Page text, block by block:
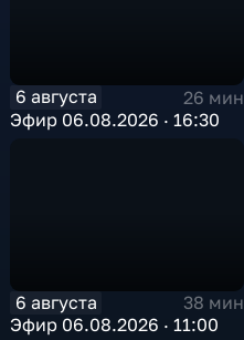
6 августа
26 мин
Эфир 06.08.2026 · 16:30
6 августа
38 мин
Эфир 06.08.2026 · 11:00